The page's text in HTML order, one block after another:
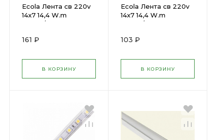
Ecola Лента св 220v
14х7 14,4 W.m
60Led/m IP 68
617985 )
161 ₽
В КОРЗИНУ
Ecola Лента св 220v
14х7 14,4 W.m
60Led/m IP 68
617983 )
103 ₽
В КОРЗИНУ